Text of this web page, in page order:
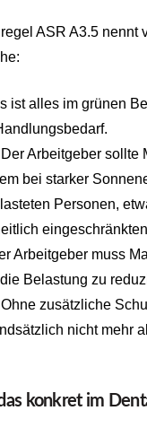
ASR A3.5 nennt
ist alles im grünen
Arbeitgeber sollte
bei starker
Personen,
Arbeitgeber muss
Belastung zu
zusätzliche
nicht mehr
konkret im